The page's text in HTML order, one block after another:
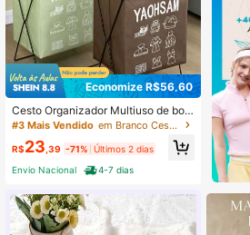
Economize R$56,60
Cesto Organizador Multiuso de bon
eca Brinquedo Dobrável Roupas Su
éster 35x25x55cm
#3 Mais Vendido em Branco Cestas de armazenamento
R$23 ,39 -71% Últimos 2 dias
Envio Nacional
4-7 dias